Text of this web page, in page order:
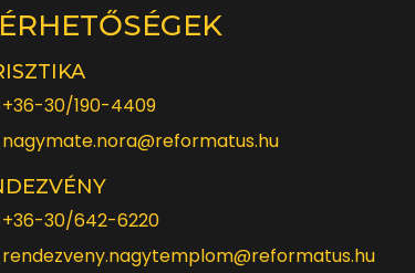
+36-30/190-4409
nagymate.nora@reformatus.hu
+36-30/642-6220
rendezveny.nagytemplom@reformatus.hu